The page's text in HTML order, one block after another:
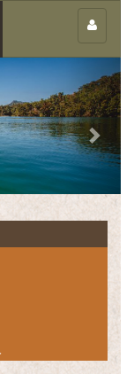
×
Next